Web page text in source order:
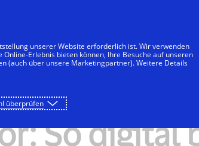
So digital
unserer Website erforderlich ist. Wir verwenden
Erlebnis bieten können, Ihre Besuche auf unseren
(auch über unsere Marketingpartner). Weitere Details
überprüfen